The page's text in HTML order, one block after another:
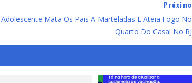
Próximo
Adolescente Mata Os Pais A Marteladas E Ateia Fogo No
Quarto Do Casal No RJ